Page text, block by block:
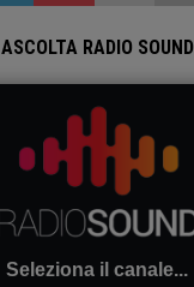
ASCOLTA RADIO SOUND
Seleziona il canale...